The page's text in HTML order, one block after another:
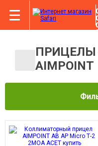
ПРИЦЕЛЫ
AIMPOINT